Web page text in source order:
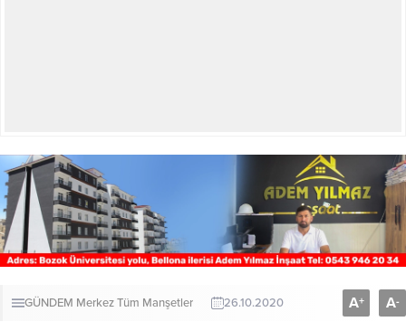
GÜNDEM MerkezTüm Manşetler 26.10.2020 A+ A-